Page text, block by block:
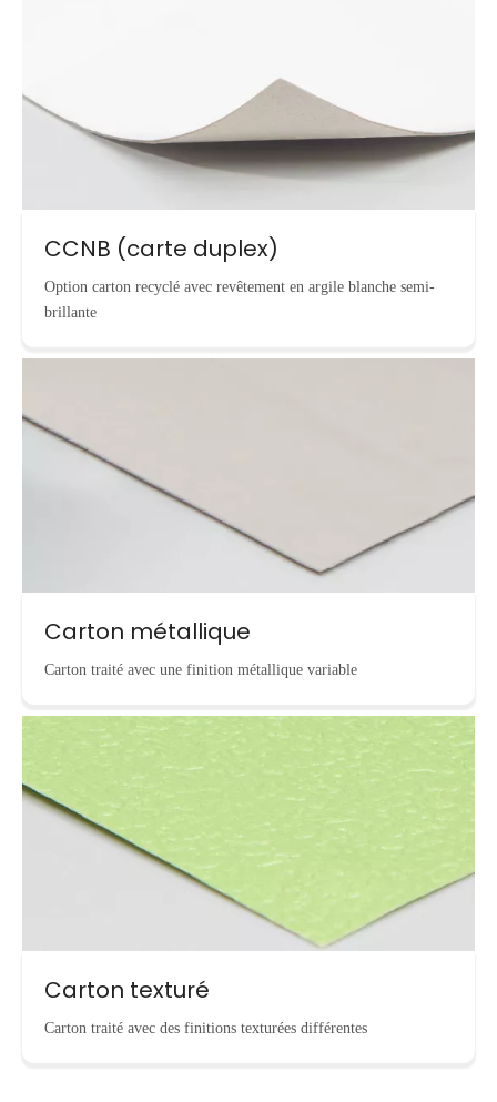
CCNB (carte duplex)
Option carton recyclé avec revêtement en argile blanche semi-
brillante
Carton métallique
Carton traité avec une finition métallique variable
Carton texturé
Carton traité avec des finitions texturées différentes